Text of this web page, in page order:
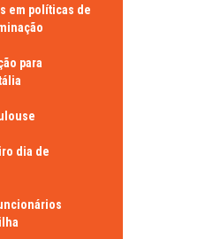
em políticas de
para
dia de